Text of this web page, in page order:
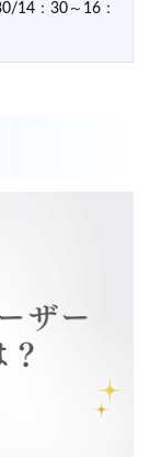
14：30～16：